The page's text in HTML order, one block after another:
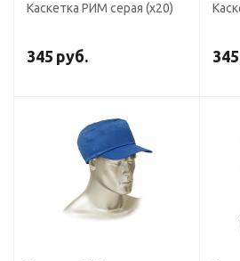
Каскетка РИМ серая (х20)
345 руб. 345